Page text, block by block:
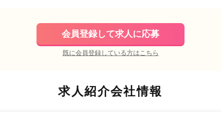
会員登録して求人に応募
既に会員登録している方はこちら
求人紹介会社情報